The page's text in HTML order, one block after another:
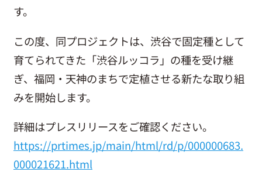
お問い合わせ
す。
この度、同プロジェクトは、渋谷で固定種として
育てられてきた「渋谷ルッコラ」の種を受け継
ぎ、福岡・天神のまちで定植させる新たな取り組
みを開始します。
詳細はプレスリリースをご確認ください。
https://prtimes.jp/main/html/rd/p/000000683.
000021621.html